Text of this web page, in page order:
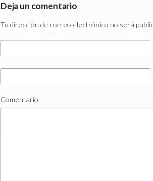
Deja un comentario
Tu dirección de correo electrónico no será
Comentario